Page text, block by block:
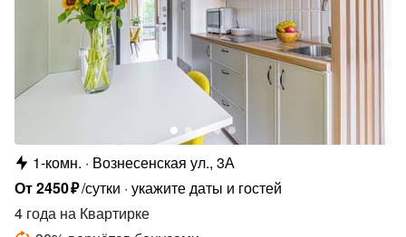
1-комн.
Вознесенская ул., 3А
От2450₽/сутки укажите даты и гостей
4 года на Квартирке